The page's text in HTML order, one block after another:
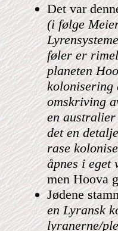
Det var
(i følge
føler er
planeten
kolonisering
omskriving
en
det en
rase
åpnes i
men Hoova
Jødene
en Lyransk
lyranerne/